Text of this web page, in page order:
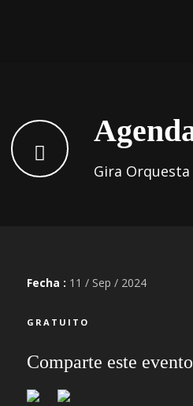
Gira Orquesta
Fecha : 11 / Sep / 2024
GRATUITO
Comparte este evento